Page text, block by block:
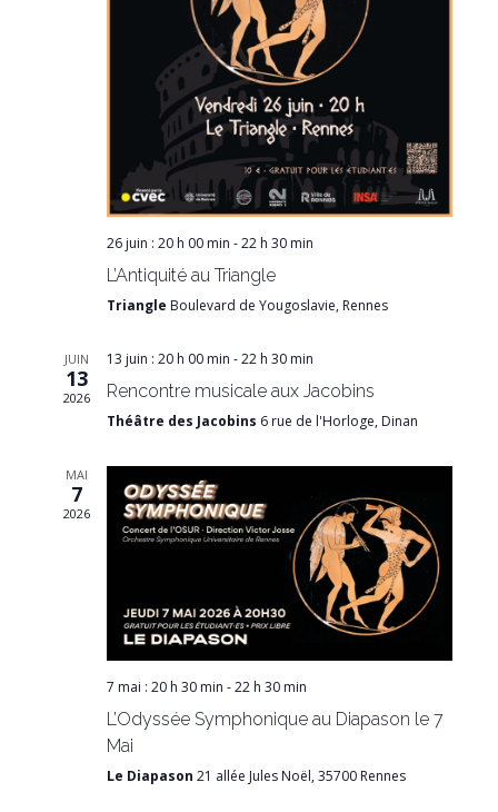
26 juin : 20 h 00 min -22 h 30 min
L’Antiquité au Triangle
Triangle Boulevard de Yougoslavie, Rennes
JUIN
13
2026
13 juin : 20 h 00 min -22 h 30 min
Rencontre musicale aux Jacobins
Théâtre des Jacobins 6 rue de l'Horloge, Dinan
MAI
7
2026
7 mai : 20 h 30 min -22 h 30 min
L’Odyssée Symphonique au Diapason le 7
Mai
Le Diapason 21 allée Jules Noël, 35700 Rennes